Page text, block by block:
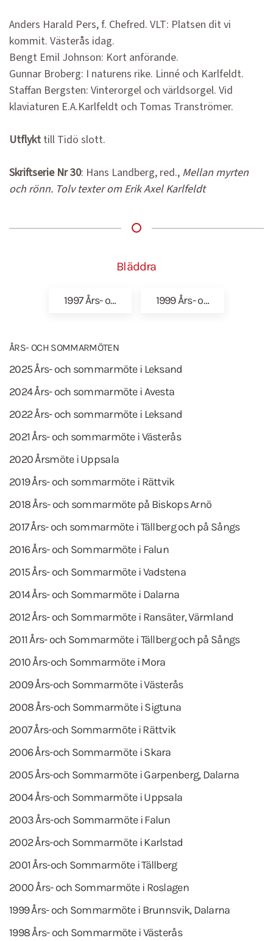
Anders Harald Pers, f. Chefred. VLT: Platsen dit vi
kommit. Västerås idag.
Bengt Emil Johnson: Kort anförande.
Gunnar Broberg: I naturens rike. Linné och Karlfeldt.
Staffan Bergsten: Vinterorgel och världsorgel. Vid
klaviaturen E.A.Karlfeldt och Tomas Tranströmer.
Utflykt till Tidö slott.
Skriftserie Nr 30: Hans Landberg, red., Mellan myrten
och rönn. Tolv texter om Erik Axel Karlfeldt
Bläddra
1997 Års- o… 1999 Års- o…
ÅRS- OCH SOMMARMÖTEN
2025 Års- och sommarmöte i Leksand
2024 Års- och sommarmöte i Avesta
2022 Års- och sommarmöte i Leksand
2021 Års- och sommarmöte i Västerås
2020 Årsmöte i Uppsala
2019 Års- och sommarmöte i Rättvik
2018 Års- och sommarmöte på Biskops Arnö
2017 Års- och sommarmöte i Tällberg och på Sångs
2016 Års- och Sommarmöte i Falun
2015 Års- och Sommarmöte i Vadstena
2014 Års- och Sommarmöte i Dalarna
2012 Års- och Sommarmöte i Ransäter, Värmland
2011 Års- och Sommarmöte i Tällberg och på Sångs
2010 Års-och Sommarmöte i Mora
2009 Års-och Sommarmöte i Västerås
2008 Års-och Sommarmöte i Sigtuna
2007 Års-och Sommarmöte i Rättvik
2006 Års-och Sommarmöte i Skara
2005 Års-och Sommarmöte i Garpenberg, Dalarna
2004 Års-och Sommarmöte i Uppsala
2003 Års-och Sommarmöte i Falun
2002 Års-och Sommarmöte i Karlstad
2001 Års-och Sommarmöte i Tällberg
2000 Års- och Sommarmöte i Roslagen
1999 Års- och Sommarmöte i Brunnsvik, Dalarna
1998 Års- och Sommarmöte i Västerås